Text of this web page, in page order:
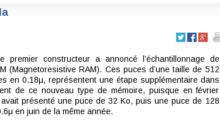
premier constructeur a annoncé l’échantillonnage de
(Magnetoresistive RAM). Ces puces d’une taille de 512
en 0.18µ, représentent une étape supplémentaire dans
de ce nouveau type de mémoire, puisque en février
présenté une puce de 32 Ko, puis une puce de 128
en juin de la même année.